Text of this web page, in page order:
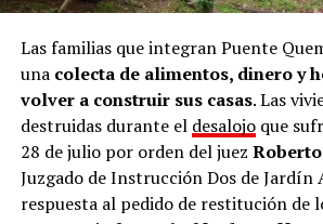
Las familias que integran Puente
unacolecta de alimentos, dinero y
volver a construir sus casas. Las
destruidas durante el desalojoque
28 de julio por orden del juez Roberto
Juzgado de Instrucción Dos de Jardín
respuesta al pedido de restitución de